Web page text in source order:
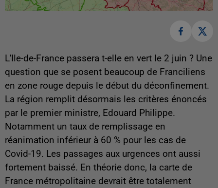
L'Ile-de-France passera t-elle en vert le 2 juin ? Une
question que se posent beaucoup de Franciliens
en zone rouge depuis le début du déconfinement.
La région remplit désormais les critères énoncés
par le premier ministre, Edouard Philippe.
Notamment un taux de remplissage en
réanimation inférieur à 60 % pour les cas de
Covid-19. Les passages aux urgences ont aussi
fortement baissé. En théorie donc, la carte de
France métropolitaine devrait être totalement